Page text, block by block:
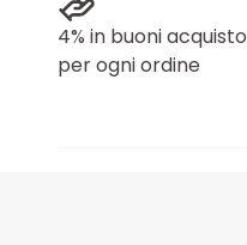
4% in buoni acquisto
per ogni ordine